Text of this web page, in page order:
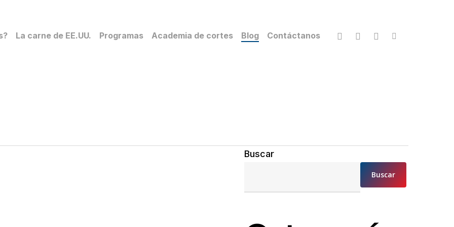
La carne de EE.UU. Programas Academia de cortes Blog Contáctanos facebookyoutubeinstagram
tiktok
Buscar
Buscar